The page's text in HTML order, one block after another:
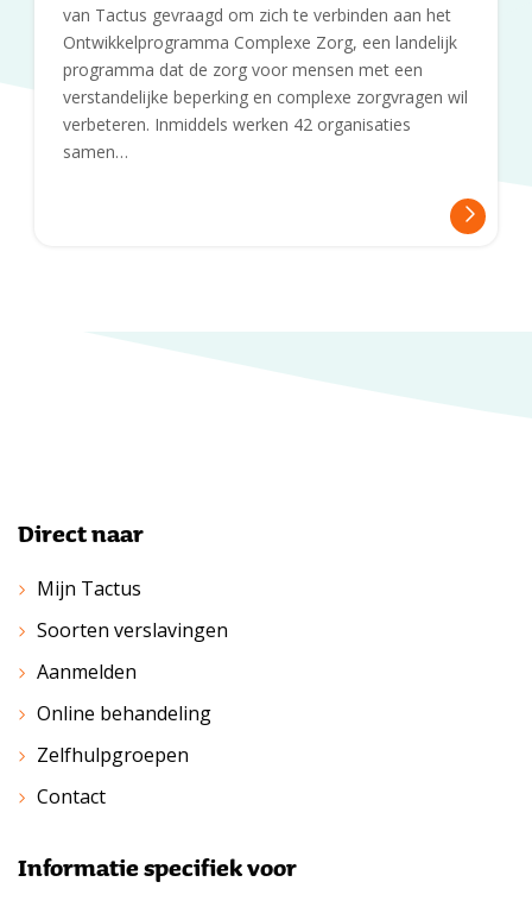
van Tactus gevraagd om zich te verbinden aan het
Ontwikkelprogramma Complexe Zorg, een landelijk
programma dat de zorg voor mensen met een
verstandelijke beperking en complexe zorgvragen wil
verbeteren. Inmiddels werken 42 organisaties
samen…
Direct naar
Mijn Tactus
Soorten verslavingen
Aanmelden
Online behandeling
Zelfhulpgroepen
Contact
Informatie specifiek voor